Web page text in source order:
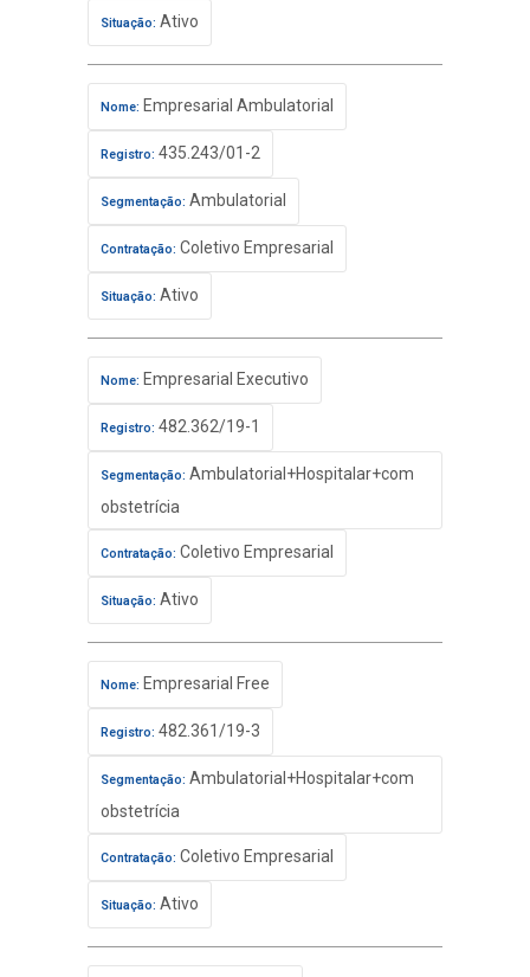
Situação: Ativo
Nome: Empresarial Ambulatorial
Registro: 435.243/01-2
Segmentação: Ambulatorial
Contratação: Coletivo Empresarial
Situação: Ativo
Nome: Empresarial Executivo
Registro: 482.362/19-1
Segmentação: Ambulatorial+Hospitalar+com
obstetrícia
Contratação: Coletivo Empresarial
Situação: Ativo
Nome: Empresarial Free
Registro: 482.361/19-3
Segmentação: Ambulatorial+Hospitalar+com
obstetrícia
Contratação: Coletivo Empresarial
Situação: Ativo